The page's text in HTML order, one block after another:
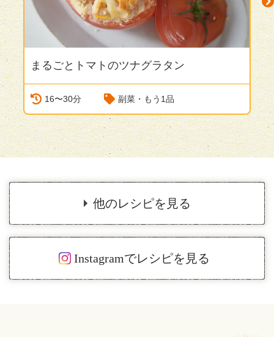
まるごとトマトのツナグラタン
16〜30分 副菜・もう1品
他のレシピを見る
Instagramでレシピを見る